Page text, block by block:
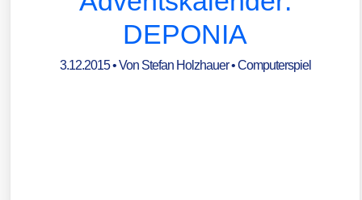
DEPONIA
3.12.2015• Von Stefan Holzhauer•Computerspiel